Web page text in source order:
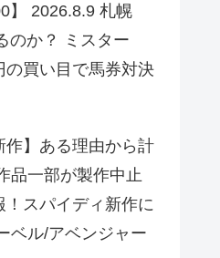
】 2026.8.9 札幌
か？ ミスター
買い目で馬券対決
作】ある理由から計
品一部が製作中止
スパイディ新作に
ベル/アベンジャー